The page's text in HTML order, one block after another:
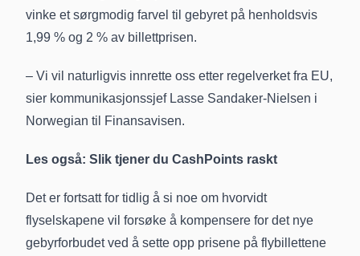
vinke et sørgmodig farvel til gebyret på henholdsvis
1,99 % og 2 % av billettprisen.
– Vi vil naturligvis innrette oss etter regelverket fra EU,
sier kommunikasjonssjef Lasse Sandaker-Nielsen i
Norwegian til Finansavisen.
Les også: Slik tjener du CashPoints raskt
Det er fortsatt for tidlig å si noe om hvorvidt
flyselskapene vil forsøke å kompensere for det nye
gebyrforbudet ved å sette opp prisene på flybillettene